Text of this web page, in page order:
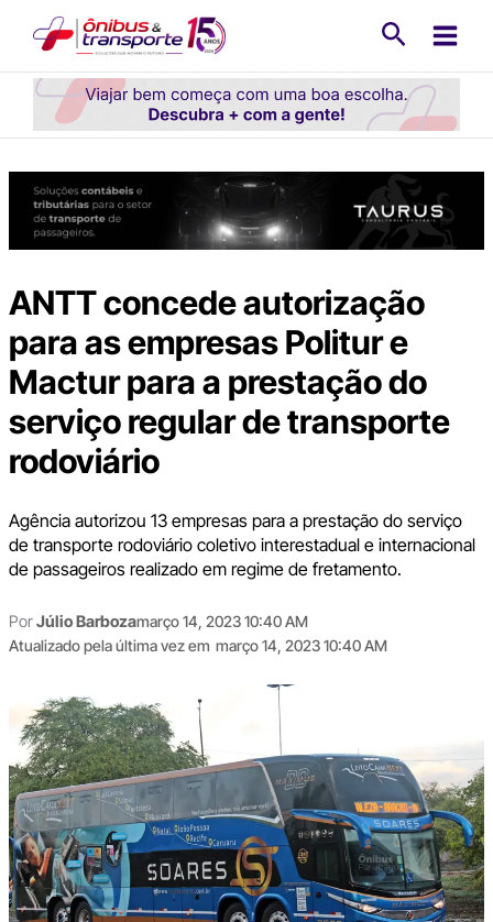
conteúdo
ANTT concede autorização
para as empresas Politur e
Mactur para a prestação do
serviço regular de transporte
rodoviário
Agência autorizou 13 empresas para a prestação do serviço
de transporte rodoviário coletivo interestadual e internacional
de passageiros realizado em regime de fretamento.
PorJúlio Barbozamarço 14, 2023 10:40 AM
Atualizado pela última vez em março 14, 2023 10:40 AM